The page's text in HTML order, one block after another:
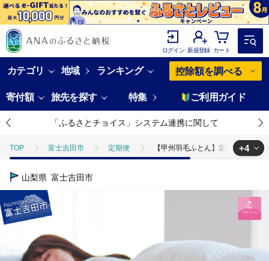
ログイン 新規登録 カート
カテゴリ 地域 ランキング 控除額を調べる
寄付額 旅先を探す 特集 ご利用ガイド
「ふるさとチョイス」システム連携に関して
TOP 富士吉田市 定期便 【甲州羽毛ふとん】定期便（年6
TOP
定期便
TOP 日用品・雑貨
日用品・雑貨 【甲州羽毛ふとん】定期
+4
山梨県 富士吉田市